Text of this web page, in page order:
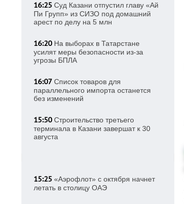
16:25 Суд Казани отпустил главу «Ай
Пи Групп» из СИЗО под домашний
арест по делу на 5 млн
16:20На выборах в Татарстане
усилят меры безопасности из-за
угрозы БПЛА
16:07 Список товаров для
параллельного импорта останется
без изменений
15:50Строительство третьего
терминала в Казани завершат к 30
августа
15:25 «Аэрофлот» с октября начнет
летать в столицу ОАЭ